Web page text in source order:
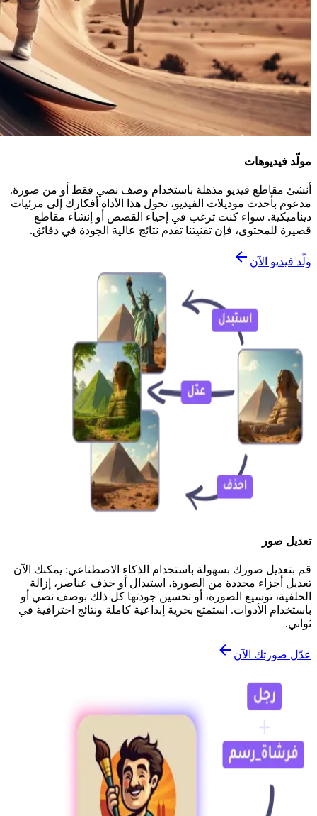
مولّد فيديوهات
أنشئ مقاطع فيديو مذهلة باستخدام وصف نصي فقط أو من صورة.
مدعوم بأحدث موديلات الفيديو، تحول هذا الأداة أفكارك إلى مرئيات
ديناميكية. سواء كنت ترغب في إحياء القصص أو إنشاء مقاطع
قصيرة للمحتوى، فإن تقنيتنا تقدم نتائج عالية الجودة في دقائق.
ولّد فيديو الآن
تعديل صور
قم بتعديل صورك بسهولة باستخدام الذكاء الاصطناعي: يمكنك الآن
تعديل أجزاء محددة من الصورة، استبدال أو حذف عناصر، إزالة
الخلفية، توسيع الصورة، أو تحسين جودتها كل ذلك بوصف نصي أو
باستخدام الأدوات. استمتع بحرية إبداعية كاملة ونتائج احترافية في
ثواني.
عدّل صورتك الآن